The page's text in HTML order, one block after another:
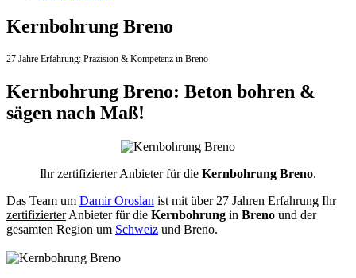
Kernbohrung Breno
27 Jahre Erfahrung: Präzision & Kompetenz in Breno
Kernbohrung Breno: Beton bohren &
sägen nach Maß!
Ihr zertifizierter Anbieter für die Kernbohrung Breno.
Das Team um Damir Oroslan ist mit über 27 Jahren Erfahrung Ihr
zertifizierterAnbieter für die Kernbohrung in Breno und der
gesamten Region um Schweiz und Breno.